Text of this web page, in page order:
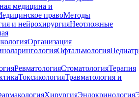
медицина и
правоМетоды
и нейрохирургияНеотложные
Организация
Офтальмология
РевматологияСтоматологияТерапия
ТоксикологияТравматология и
ХирургияЭндокринология